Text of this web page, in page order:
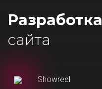
Разработка
сайта
Showreel